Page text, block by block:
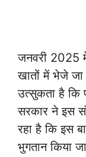
जनवरी 2025
खातों में भेजे
उत्सुकता है कि
सरकार ने इस
रहा है कि इस
भुगतान किया